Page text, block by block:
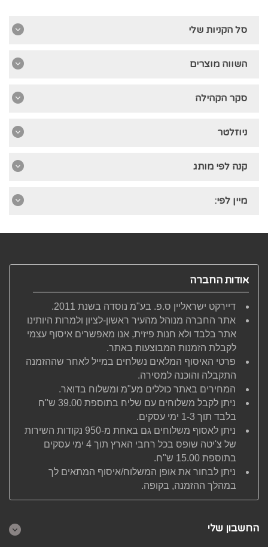
סל הקניות שלי
השווה מוצרים
סקר הקהילה
ניוזלטר
קנה לפי מותג
מיין לפי:
אודות החברה
דיירקט ישראליין ס.פ. בע"מ נוסדה בשנת 2011.
אתר החברה מנוהל מהעיר ראשון-לציון ולמרות היותינו
אתר בלבד ולא חנות פיזית, אנו מאפשרים איסוף עצמי
לקבלת הזמנות המבוצעות באתר.
פרטי האיסוף המלאים נשלחים במייל לאחר שההזמנה
התקבלה והוכנה למסירה.
המחירים באתר כוללים מע"מ ומשלוח בדואר.
ניתן לקבל משלוחים עם שליח בתוספת 39.00 ש"ח
בלבד תוך 1-3 ימי עסקים.
ניתן לאסוף משלוחים גם באחת מ-950 נקודות השירות
של צ'יטה שופס בכל רחבי הארץ תוך 4 ימי עסקים
בתוספת 15.00 ש"ח.
ניתן לבחור את אופן המשלוח/איסוף המתאים לך
במהלך ההזמנה, בקופה.
החשבון שלי